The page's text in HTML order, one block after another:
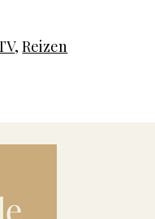
,Reizen